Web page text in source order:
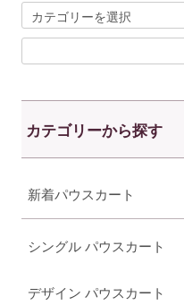
カテゴリーから探す
新着パウスカート
シングル パウスカート
デザイン パウスカート